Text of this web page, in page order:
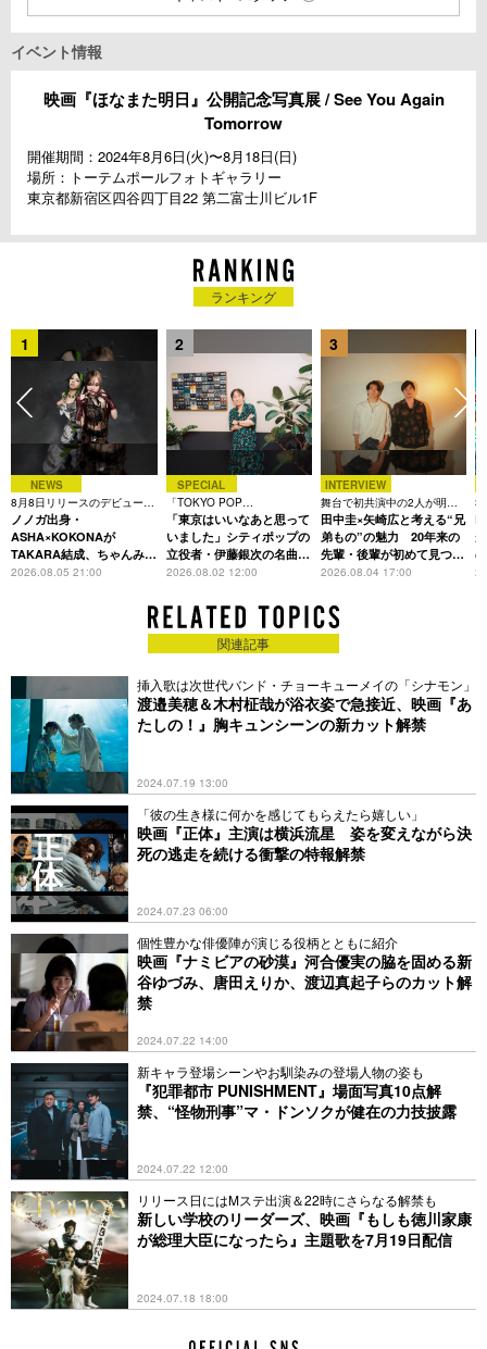
イベント情報
映画『ほなまた明日』公開記念写真展 / See You Again
Tomorrow
開催期間：2024年8月6日(火)〜8月18日(日)
場所：トーテムポールフォトギャラリー
東京都新宿区四谷四丁目22 第二富士川ビル1F
ランキング
1
NEWS
8月8日リリースのデビュー曲
は「Time is money」
ノノガ出身・
ASHA×KOKONAが
TAKARA結成、ちゃんみな
主宰レーベル第2弾アーテ
2026.08.05 21:00
2
SPECIAL
「TOKYO POP
CHRONICLE」特集
「東京はいいなあと思って
いました」シティポップの
立役者・伊藤銀次の名曲回
想録
2026.08.02 12:00
3
INTERVIEW
舞台で初共演中の2人が明か
す、今の自分をつくる恩人の
存在
田中圭×矢崎広と考える“兄
弟もの”の魅力 20年来の
先輩・後輩が初めて見つけ
た互いの共通点とは
2026.08.04 17:00
3
関連記事
挿入歌は次世代バンド・チョーキューメイの「シナモン」
渡邉美穂＆⽊村柾哉が浴衣姿で急接近、映画『あ
たしの！』胸キュンシーンの新カット解禁
2024.07.19 13:00
「彼の生き様に何かを感じてもらえたら嬉しい」
映画『正体』主演は横浜流星 姿を変えながら決
死の逃走を続ける衝撃の特報解禁
2024.07.23 06:00
個性豊かな俳優陣が演じる役柄とともに紹介
映画『ナミビアの砂漠』河合優実の脇を固める新
谷ゆづみ、唐田えりか、渡辺真起子らのカット解
禁
2024.07.22 14:00
新キャラ登場シーンやお馴染みの登場人物の姿も
『犯罪都市 PUNISHMENT』場面写真10点解
禁、“怪物刑事”マ・ドンソクが健在の力技披露
2024.07.22 12:00
リリース日にはMステ出演＆22時にさらなる解禁も
新しい学校のリーダーズ、映画『もしも徳川家康
が総理大臣になったら』主題歌を7月19日配信
2024.07.18 18:00